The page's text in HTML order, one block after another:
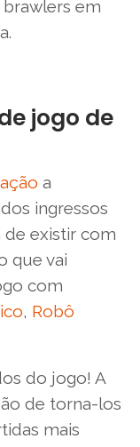
em
jogo de
a
ingressos
de existir com
que vai
com
, Robô
do jogo! A
de torna-los
mais